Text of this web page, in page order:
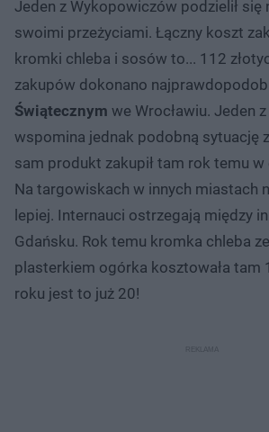
Jeden z Wykopowiczów podzielił się
swoimi przeżyciami. Łączny koszt
kromki chleba i sosów to... 112
zakupów dokonano
Świątecznym we Wrocławiu. Jeden
wspomina jednak podobną sytuację z
sam produkt zakupił tam rok temu w
Na targowiskach w innych miastach
lepiej. Internauci ostrzegają między
Gdańsku. Rok temu kromka chleba
plasterkiem ogórka kosztowała tam
roku jest to już 20!